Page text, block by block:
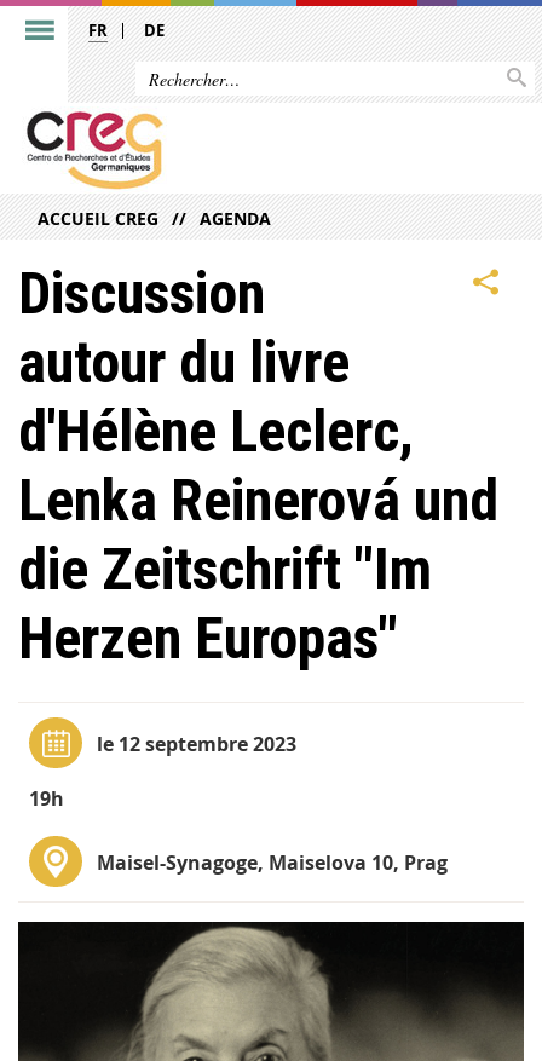
FR DE
ACCUEIL CREG AGENDA
Discussion
autour du livre
d'Hélène Leclerc,
Lenka Reinerová und
die Zeitschrift "Im
Herzen Europas"
le 12 septembre 2023
19h
Maisel-Synagoge, Maiselova 10, Prag